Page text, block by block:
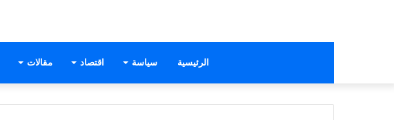
الرئيسية سياسة اقتصاد مقالات